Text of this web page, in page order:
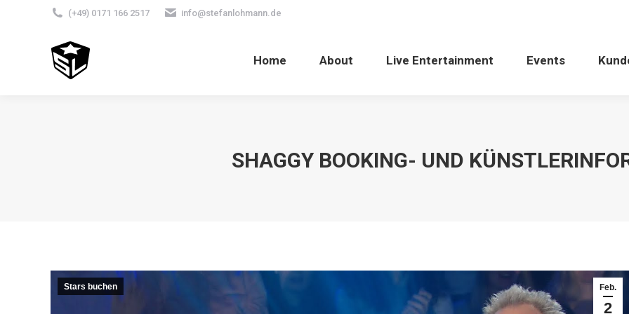
(+49) 0171 166 2517 info@stefanlohmann.de
Home About Live Entertainment Events
SHAGGY BOOKING- UND
Feb.
2
Stars buchen